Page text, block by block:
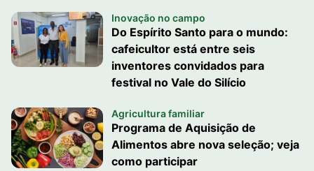
Inovação no campo
Do Espírito Santo para o mundo:
cafeicultor está entre seis
inventores convidados para
festival no Vale do Silício
Agricultura familiar
Programa de Aquisição de
Alimentos abre nova seleção; veja
como participar